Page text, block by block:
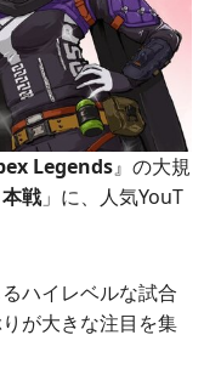
Legends』の大規
戦」に、人気YouT
ハイレベルな試合
が大きな注目を集